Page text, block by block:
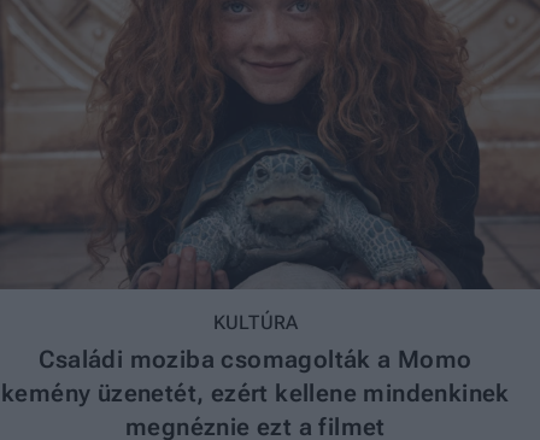
KULTÚRA
Családi moziba csomagolták a Momo
kemény üzenetét, ezért kellene mindenkinek
megnéznie ezt a filmet